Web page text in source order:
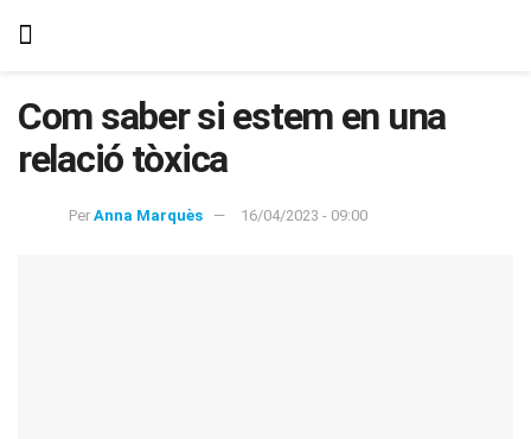
Com saber si estem en una
relació tòxica
Per Anna Marquès 16/04/2023 - 09:00